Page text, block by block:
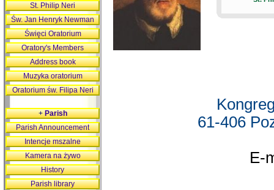
61-406
E-
St. Philip Neri
Św. Jan Henryk Newman
Święci Oratorium
Oratory's Members
Address book
Muzyka oratorium
Oratorium św. Filipa Neri
+Parish
Parish Announcement
Intencje mszalne
Kamera na żywo
History
Parish library